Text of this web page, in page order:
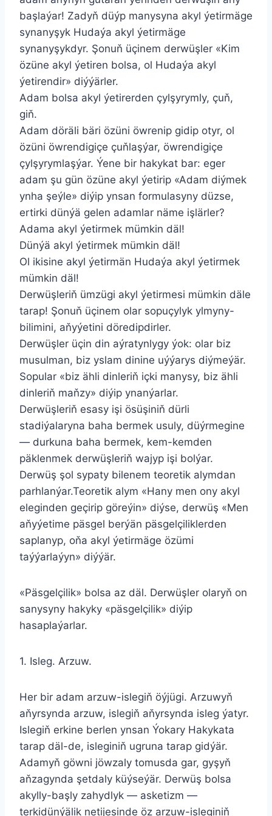
başlaýar! Zadyň düýp manysyna akyl ýetirmäge
synanyşyk Hudaýa akyl ýetirmäge
synanyşykdyr. Şonuň üçinem derwüşler «Kim
özüne akyl ýetiren bolsa, ol Hudaýa akyl
ýetirendir» diýýärler.
Adam bolsa akyl ýetirerden çylşyrymly, çuň,
giň.
Adam döräli bäri özüni öwrenip gidip otyr, ol
özüni öwrendigiçe çuňlaşýar, öwrendigiçe
çylşyrymlaşýar. Ýene bir hakykat bar: eger
adam şu gün özüne akyl ýetirip «Adam diýmek
ynha şeýle» diýip ynsan formulasyny düzse,
ertirki dünýä gelen adamlar näme işlärler?
Adama akyl ýetirmek mümkin däl!
Dünýä akyl ýetirmek mümkin däl!
Ol ikisine akyl ýetirmän Hudaýa akyl ýetirmek
mümkin däl!
Derwüşleriň ümzügi akyl ýetirmesi mümkin däle
tarap! Şonuň üçinem olar sopuçylyk ylmyny-
bilimini, aňyýetini döredipdirler.
Derwüşler üçin din aýratynlygy ýok: olar biz
musulman, biz yslam dinine uýýarys diýmeýär.
Sopular «biz ähli dinleriň içki manysy, biz ähli
dinleriň maňzy» diýip ynanýarlar.
Derwüşleriň esasy işi ösüşiniň dürli
stadiýalaryna baha bermek usuly, düýrmegine
— durkuna baha bermek, kem-kemden
päklenmek derwüşleriň wajyp işi bolýar.
Derwüş şol sypaty bilenem teoretik alymdan
parhlanýar.Teoretik alym «Hany men ony akyl
eleginden geçirip göreýin» diýse, derwüş «Men
aňyýetime päsgel berýän päsgelçiliklerden
saplanyp, oňa akyl ýetirmäge özümi
taýýarlaýyn» diýýär.
«Päsgelçilik» bolsa az däl. Derwüşler olaryň on
sanysyny hakyky «päsgelçilik» diýip
hasaplaýarlar.
1. Isleg. Arzuw.
Her bir adam arzuw-islegiň öýjügi. Arzuwyň
aňyrsynda arzuw, islegiň aňyrsynda isleg ýatyr.
Islegiň erkine berlen ynsan Ýokary Hakykata
tarap däl-de, isleginiň ugruna tarap gidýär.
Adamyň göwni jöwzaly tomusda gar, gyşyň
aňzagynda şetdaly küýseýär. Derwüş bolsa
akylly-başly zahydlyk — asketizm —
terkidünýälik netijesinde öz arzuw-isleginiň